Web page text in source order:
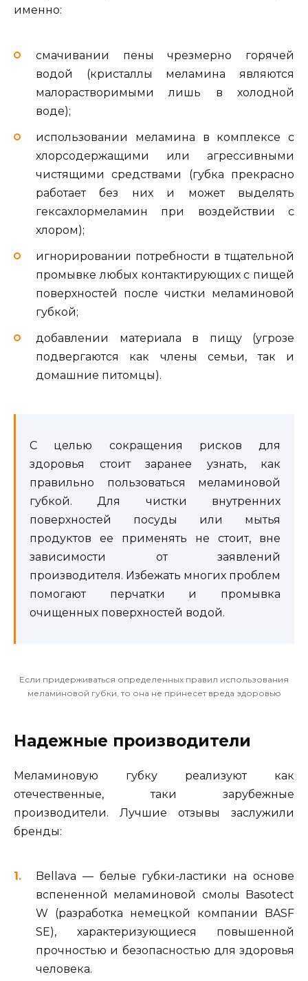
именно:
смачивании пены чрезмерно горячей
водой (кристаллы меламина являются
малорастворимыми лишь в холодной
воде);
использовании меламина в комплексе с
хлорсодержащими или агрессивными
чистящими средствами (губка прекрасно
работает без них и может выделять
гексахлормеламин при воздействии с
хлором);
игнорировании потребности в тщательной
промывке любых контактирующих с пищей
поверхностей после чистки меламиновой
губкой;
добавлении материала в пищу (угрозе
подвергаются как члены семьи, так и
домашние питомцы).
С целью сокращения рисков для
здоровья стоит заранее узнать, как
правильно пользоваться меламиновой
губкой. Для чистки внутренних
поверхностей посуды или мытья
продуктов ее применять не стоит, вне
зависимости от заявлений
производителя. Избежать многих проблем
помогают перчатки и промывка
очищенных поверхностей водой.
Если придерживаться определенных правил использования
меламиновой губки, то она не принесет вреда здоровью
Надежные производители
Меламиновую губку реализуют как
отечественные, таки зарубежные
производители. Лучшие отзывы заслужили
бренды:
Bellava — белые губки-ластики на основе
вспененной меламиновой смолы Basotect
W (разработка немецкой компании BASF
SE), характеризующиеся повышенной
прочностью и безопасностью для здоровья
человека.